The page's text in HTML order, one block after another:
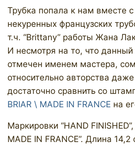
Трубка попала к нам вместе
некуренных французских
т.ч. “Brittany” работы Жана
И несмотря на то, что данный
отмечен именем мастера,
относительно авторства
достаточно сравнить со
BRIAR \ MADE IN FRANCE на
Маркировки “HAND FINISHED”,
MADE IN FRANCE”. Длина